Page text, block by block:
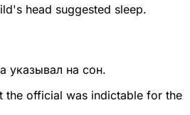
head suggested sleep.
указывал на сон.
the official was indictable for the